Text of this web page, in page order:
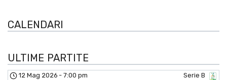
CALENDARI
ULTIME PARTITE
Serie B
12 Mag 2026 - 7:00 pm